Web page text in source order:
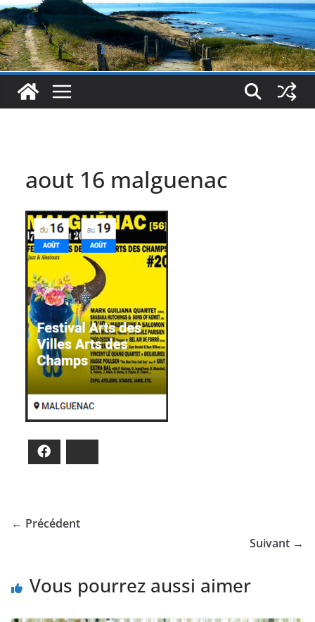
aout 16 malguenac
← Précédent
Suivant →
Vous pourrez aussi aimer